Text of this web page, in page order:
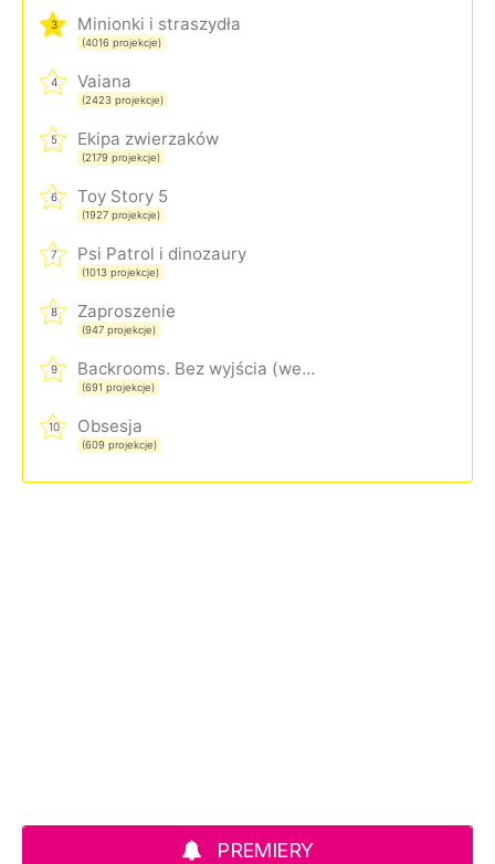
3 Minionki i straszydła
(4016 projekcje)
4 Vaiana
(2423 projekcje)
5 Ekipa zwierzaków
(2179 projekcje)
6 Toy Story 5
(1927 projekcje)
7 Psi Patrol i dinozaury
(1013 projekcje)
8 Zaproszenie
(947 projekcje)
9 Backrooms. Bez wyjścia (wersja rozszerzona)
(691 projekcje)
10 Obsesja
(609 projekcje)
PREMIERY